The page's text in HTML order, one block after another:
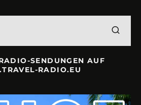
SENDUNGEN AUF
RADIO.EU